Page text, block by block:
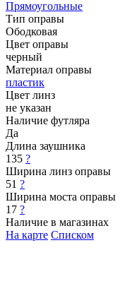
Прямоугольные
Тип оправы
Ободковая
Цвет оправы
черный
Материал оправы
пластик
Цвет линз
не указан
Наличие футляра
Да
Длина заушника
135 ?
Ширина линз оправы
51 ?
Ширина моста оправы
17 ?
Наличие в магазинах
На карте Списком